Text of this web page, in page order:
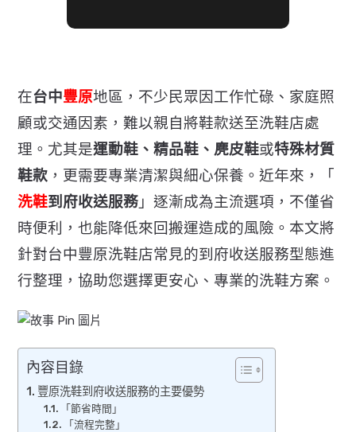
在台中豐原地區，不少民眾因工作忙碌、家庭照
顧或交通因素，難以親自將鞋款送至洗鞋店處
理。尤其是運動鞋、精品鞋、 麂皮鞋或特殊材質
鞋款 ，更需要專業清潔與細心保養。近年來，「
洗鞋到府收送服務 」逐漸成為主流選項，不僅省
時便利，也能降低來回搬運造成的風險。 本文將
針對台中豐原洗鞋店常見的到府收送服務型態進
行整理，協助您選擇更安心、專業的洗鞋方案。
內容目錄
豐原洗鞋到府收送服務的主要優勢
「節省時間」
「流程完整」